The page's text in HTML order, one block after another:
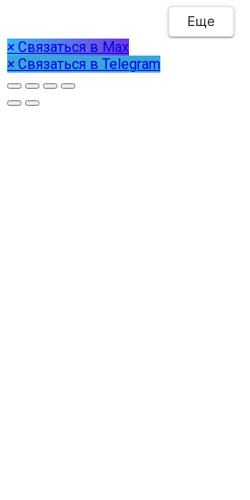
Еще
× Связаться в Max
× Связаться в Telegram